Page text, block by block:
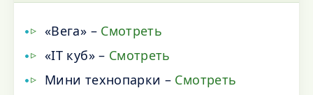
«Вега» – Смотреть
«IT куб» – Смотреть
Мини технопарки – Смотреть